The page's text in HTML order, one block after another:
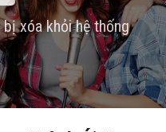
xóa khỏi hệ thống